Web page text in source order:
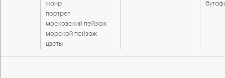
жанр
портрет
московский пейзаж
морской пейзаж
цветы